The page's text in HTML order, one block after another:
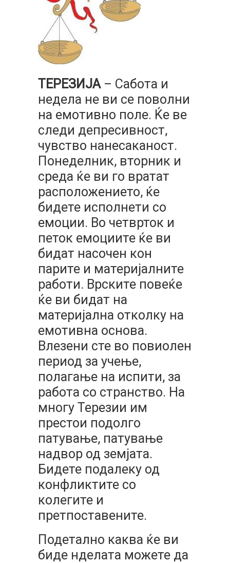
ТЕРЕЗИЈА– Сабота и
недела не ви се поволни
на емотивно поле. Ќе ве
следи депресивност,
чувство нанесаканост.
Понеделник, вторник и
среда ќе ви го вратат
расположението, ќе
бидете исполнети со
емоции. Во четврток и
петок емоциите ќе ви
бидат насочен кон
парите и материјалните
работи. Врските повеќе
ќе ви бидат на
материјална отколку на
емотивна основа.
Влезени сте во повиолен
период за учење,
полагање на испити, за
работа со странство. На
многу Терезии им
престои подолго
патување, патување
надвор од земјата.
Бидете подалеку од
конфликтите со
колегите и
претпоставените.
Подетално каква ќе ви
биде нделата можете да